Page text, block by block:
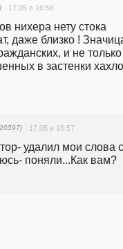
17.05 в 16:58
нихера нету стока
даже близко !
и не только
в застенки
17.05 в 16:57
удалил мои слова
поняли...Как вам?